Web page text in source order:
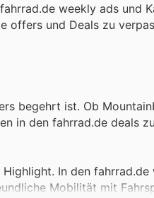
weekly ads und
offers und Deals zu
begehrt ist. Ob
in den fahrrad.de deals
In den fahrrad.de
Mobilität mit